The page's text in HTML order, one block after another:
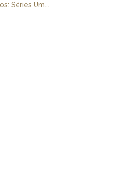
Séries Um...